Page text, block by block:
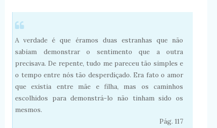
A verdade é que éramos duas estranhas que não
sabiam demonstrar o sentimento que a outra
precisava. De repente, tudo me pareceu tão simples e
o tempo entre nós tão desperdiçado. Era fato o amor
que existia entre mãe e filha, mas os caminhos
escolhidos para demonstrá-lo não tinham sido os
mesmos.
Pág. 117